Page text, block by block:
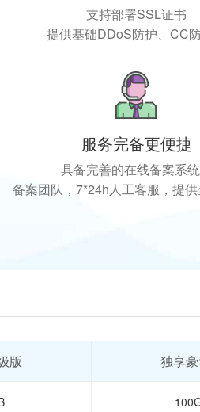
支持部署SSL证书
提供基础DDoS防护、CC防
服务完备更便捷
具备完善的在线备案系统
备案团队，7*24h人工客服，提供
版 独享